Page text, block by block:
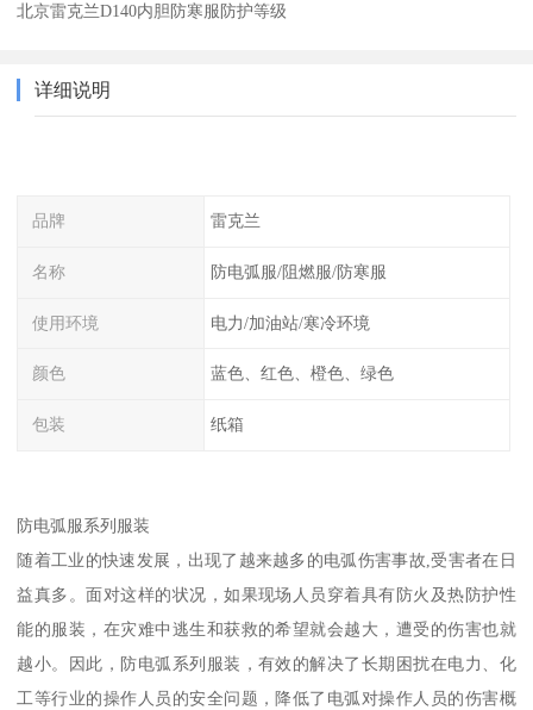
北京雷克兰D140内胆防寒服防护等级
详细说明
品牌 雷克兰
名称 防电弧服/阻燃服/防寒服
使用环境 电力/加油站/寒冷环境
颜色 蓝色、红色、橙色、绿色
包装 纸箱
防电弧服系列服装
随着工业的快速发展，出现了越来越多的电弧伤害事故,受害者在日
益真多。面对这样的状况，如果现场人员穿着具有防火及热防护性
能的服装，在灾难中逃生和获救的希望就会越大，遭受的伤害也就
越小。因此，防电弧系列服装，有效的解决了长期困扰在电力、化
工等行业的操作人员的安全问题，降低了电弧对操作人员的伤害概